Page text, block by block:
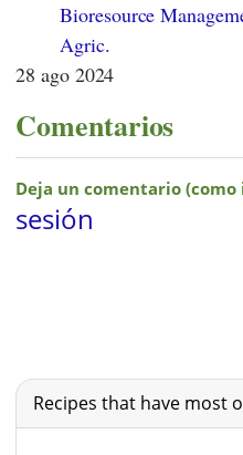
Bioresource
Agric.
28 ago 2024
Comentarios
Recipes that have most